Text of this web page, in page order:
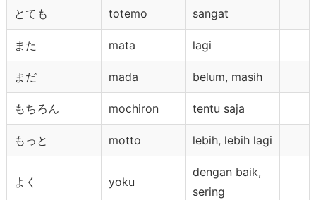
とても totemo sangat
また mata lagi
まだ mada belum, masih
もちろん mochiron tentu saja
もっと motto lebih, lebih lagi
よく yoku
dengan baik,
sering